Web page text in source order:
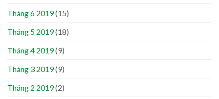
Tháng 6 2019(15)
Tháng 5 2019(18)
Tháng 4 2019(9)
Tháng 3 2019(9)
Tháng 2 2019(2)